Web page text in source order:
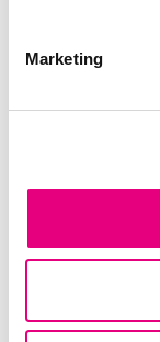
Marketing